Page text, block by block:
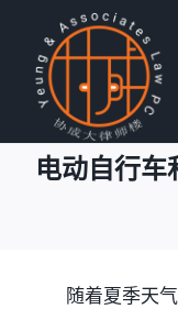
content
首页
电动自行车
随着夏季天